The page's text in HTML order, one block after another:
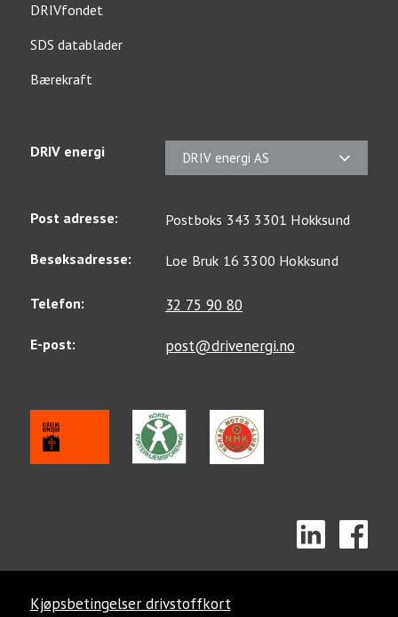
DRIVfondet
SDS datablader
Bærekraft
DRIV energi DRIV energi AS
Post adresse: Postboks 343 3301 Hokksund
Besøksadresse: Loe Bruk 16 3300 Hokksund
Telefon: 32 75 90 80
E-post: post@drivenergi.no
Kjøpsbetingelser drivstoffkort